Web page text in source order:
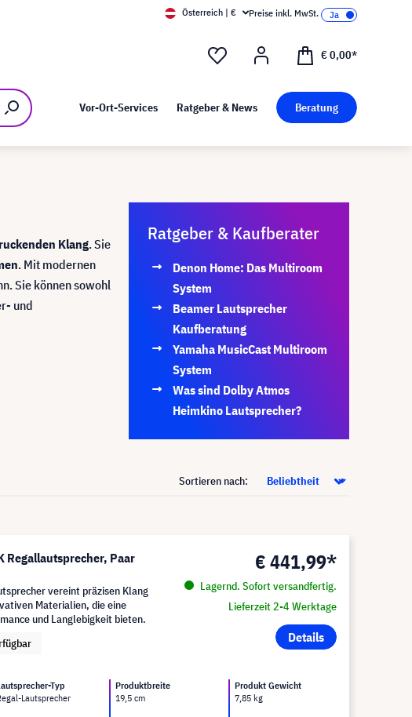
Kunst bei visunext
Österreich | € Preise inkl. MwSt.
€ 0,00*
Vor-Ort-Services Ratgeber & News Beratung
Klang. Sie
. Mit modernen
Sie können sowohl
und
Ratgeber & Kaufberater
Denon Home: Das Multiroom
System
Beamer Lautsprecher
Kaufberatung
Yamaha MusicCast Multiroom
System
Was sind Dolby Atmos
Heimkino Lautsprecher?
Sortieren nach:
Regallautsprecher, Paar € 441,99*
Lagernd. Sofort versandfertig.
Lieferzeit 2-4 Werktage
Details
vereint präzisen Klang
Materialien, die eine
und Langlebigkeit bieten.
Typ
Lautsprecher
Produktbreite
19,5 cm
Produkt Gewicht
7,85 kg